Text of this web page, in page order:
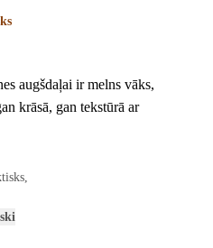
augšdaļai ir melns vāks,
krāsā, gan tekstūrā ar